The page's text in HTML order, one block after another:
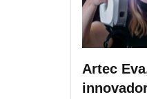
Artec